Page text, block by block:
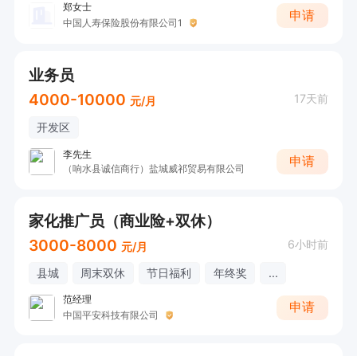
郑女士
中国人寿保险股份有限公司1
申请
业务员
4000-10000 元/月 17天前
开发区
李先生
（响水县诚信商行）盐城威祁贸易有限公司
申请
家化推广员（商业险+双休）
3000-8000 元/月 6小时前
县城 周末双休 节日福利 年终奖 ...
范经理
中国平安科技有限公司
申请